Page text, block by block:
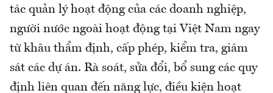
tác quản lý hoạt động của các doanh nghiệp,
người nước ngoài hoạt động tại Việt Nam ngay
từ khâu thẩm định, cấp phép, kiểm tra, giám
sát các dự án. Rà soát, sửa đổi, bổ sung các quy
định liên quan đến năng lực, điều kiện hoạt